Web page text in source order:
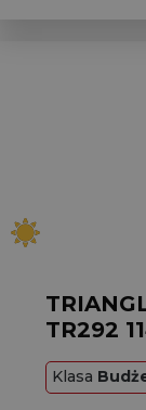
TR292
Klasa